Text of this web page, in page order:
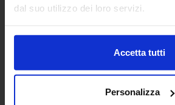
dal suo utilizzo dei loro servizi.
Accetta tutti
Personalizza